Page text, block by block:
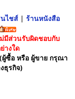
ไชส์ | ร้านหนังสือ
มีส่วนรับผิดชอบกับ
างใด
ผู้ซื้อ หรือ ผู้ขาย กรุณา
ธุรกิจ)